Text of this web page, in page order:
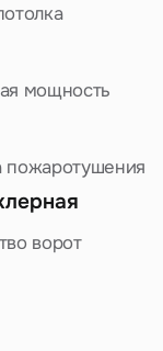
мощность
пожаротушения
ворот